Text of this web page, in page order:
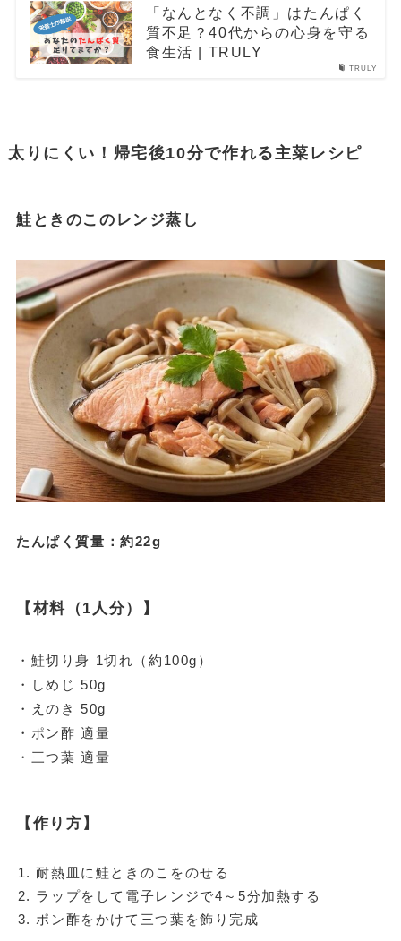
TRULY
「なんとなく不調」はたんぱく
質不足？40代からの心身を守る
食生活 | TRULY
太りにくい！帰宅後10分で作れる主菜レシピ
鮭ときのこのレンジ蒸し
たんぱく質量：約22g
【材料（1人分）】
・鮭切り身 1切れ（約100g）
・しめじ 50g
・えのき 50g
・ポン酢 適量
・三つ葉 適量
【作り方】
耐熱皿に鮭ときのこをのせる
ラップをして電子レンジで4～5分加熱する
ポン酢をかけて三つ葉を飾り完成